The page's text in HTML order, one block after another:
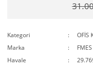
Kategori
OFİS
Marka
FMES
Havale